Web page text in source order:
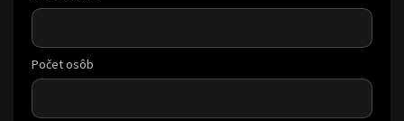
Počet osôb